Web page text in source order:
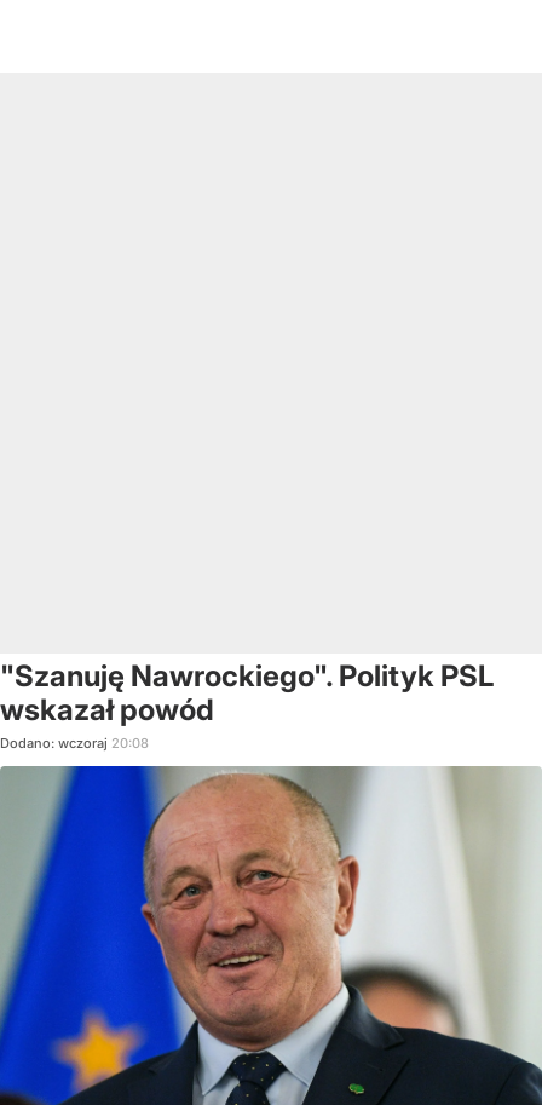
"Szanuję Nawrockiego". Polityk PSL
wskazał powód
Dodano: wczoraj 20:08